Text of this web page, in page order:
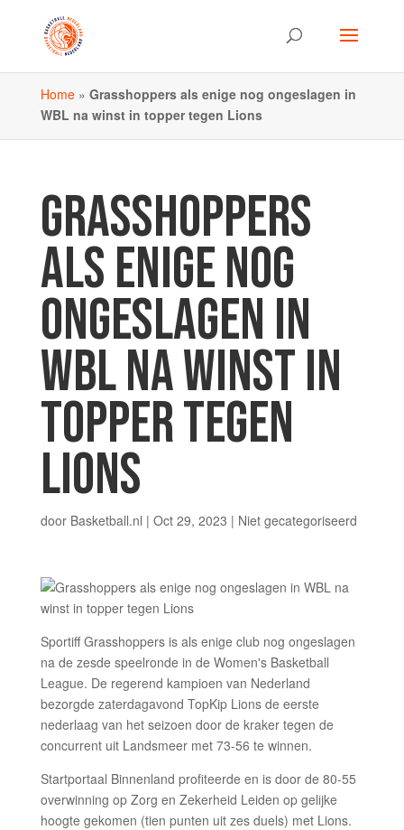
Home» Grasshoppers als enige nog ongeslagen in
WBL na winst in topper tegen Lions
GRASSHOPPERS
ALS ENIGE NOG
ONGESLAGEN IN
WBL NA WINST IN
TOPPER TEGEN
LIONS
door Basketball.nl | Oct 29, 2023 | Niet gecategoriseerd
Sportiff Grasshoppers is als enige club nog ongeslagen
na de zesde speelronde in de Women's Basketball
League. De regerend kampioen van Nederland
bezorgde zaterdagavond TopKip Lions de eerste
nederlaag van het seizoen door de kraker tegen de
concurrent uit Landsmeer met 73-56 te winnen.
Startportaal Binnenland profiteerde en is door de 80-55
overwinning op Zorg en Zekerheid Leiden op gelijke
hoogte gekomen (tien punten uit zes duels) met Lions.